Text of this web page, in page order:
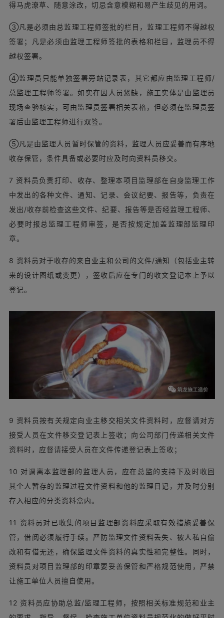
得马虎潦草、随意涂改，切忌含意模糊和易产生歧见的用词。
③凡是必须由总监理工程师签批的栏目，监理工程师不得越权
签署；凡是必须由监理工程师签批的表格和栏目，监理员不得
越权签署。
④监理员只能单独签署旁站记录表，其它都应由监理工程师/
总监理工程师签署。如实在因人员紧缺，施工实体是由监理员
现场查验核实，可由监理员签署相关表格，但必须在监理员签
署后由监理工程师进行双签。
⑤凡是由监理人员暂时保管的资料，监理人员应妥善而有序地
收存保管，条件具备或必要时应及时向资料员移交。
7 资料员负责打印、收存、整理本项目监理部在自身监理工作
中发出的各种文件、通知、记录、会议纪要、报告等，负责在
发出/收存前检查这些文件、纪要、报告等是否经监理工程师、
必要时报总监理工程师审签，是否按规定加盖监理部监理印
章。
8 资料员对于收存的来自业主和公司的文件/通知（包括业主转
来的设计图纸或变更），签收后应在专门的收文登记本上予以
登记。
9 资料员按有关规定向业主移交相关文件资料时，应督请对方
接受人员在文件移交登记表上签收；向公司部门传递相关文件
资料时，应督请接受人员在文件传递登记表上签收；
10 对调离本监理部的监理人员，应在总监的支持下及时收回
其个人暂存的监理过程文件资料和他的监理日记，并及时分别
存入相应的分类资料盒内。
11 资料员对已收集的项目监理部资料应采取有效措施妥善保
管，借阅必须履行手续。严防监理文件资料丢失、被人私自偷
改和有借无还，确保监理文件资料的真实性和完整性。同时，
资料员对项目监理部的印章要妥善保管和严格规范使用，严禁
让施工单位人员擅自使用。
12 资料员应协助总监/监理工程师，按照相关标准规范和业主